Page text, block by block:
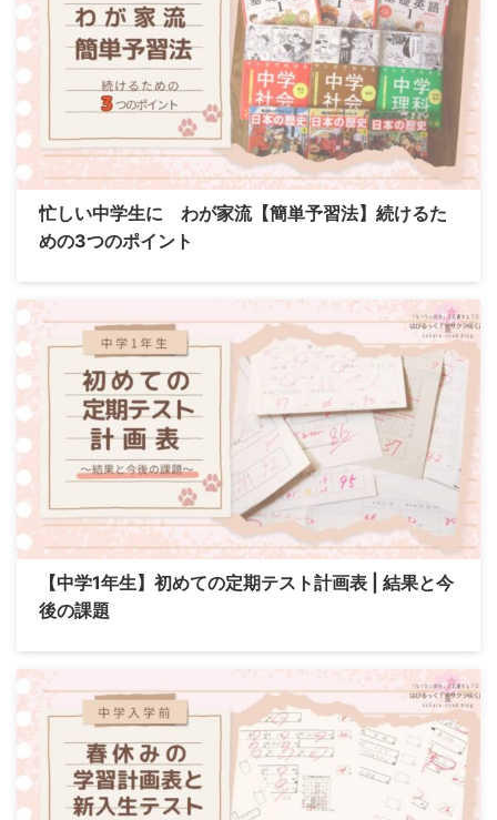
忙しい中学生に わが家流【簡単予習法】続けるた
めの3つのポイント
【中学1年生】初めての定期テスト計画表 | 結果と今
後の課題